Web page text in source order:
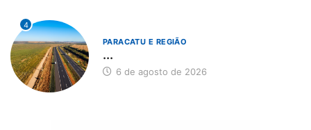
4
PARACATU E REGIÃO
...
6 de agosto de 2026